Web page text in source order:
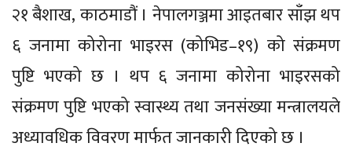
२१ बैशाख, काठमाडौं । नेपालगञ्जमा आइतबार साँझ थप
६ जनामा कोरोना भाइरस (कोभिड–१९) को संक्रमण
पुष्टि भएको छ । थप ६ जनामा कोरोना भाइरसको
संक्रमण पुष्टि भएको स्वास्थ्य तथा जनसंख्या मन्त्रालयले
अध्यावधिक विवरण मार्फत जानकारी दिएको छ ।